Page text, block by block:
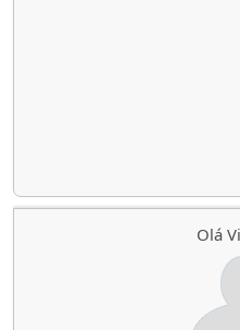
Olá